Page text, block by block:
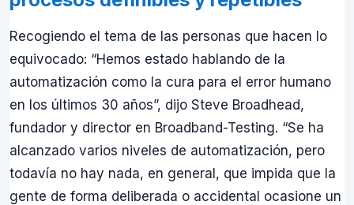
Recogiendo el tema de las personas que hacen lo
equivocado: “Hemos estado hablando de la
automatización como la cura para el error humano
en los últimos 30 años”, dijo Steve Broadhead,
fundador y director en Broadband-Testing. “Se ha
alcanzado varios niveles de automatización, pero
todavía no hay nada, en general, que impida que la
gente de forma deliberada o accidental ocasione un